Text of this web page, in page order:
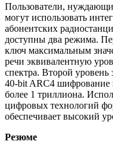
Пользователи,
могут использовать
абонентских
доступны два режима.
ключ максимальным
речи эквивалентную
спектра. Второй
40-bit ARC4 шифрование
более 1 триллиона.
цифровых технологий
обеспечивает высокий
Резюме